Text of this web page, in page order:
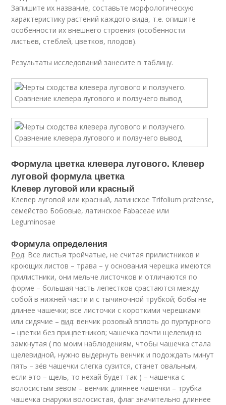
Запишите их название, составьте морфологическую
характеристику растений каждого вида, т.е. опишите
особенности их внешнего строения (особенности
листьев, стеблей, цветков, плодов).
Результаты исследований занесите в таблицу.
Формула цветка клевера лугового. Клевер
луговой формула цветка
Клевер луговой или красный
Клевер луговой или красный, латинское Trifolium pratense,
семейство Бобовые, латинское Fabaceae или
Leguminosae
Формула определения
Род: Все листья тройчатые, не считая прилистников и
кроющих листов – трава – у основания черешка имеются
прилистники, они мельче листочков и отличаются по
форме – большая часть лепестков срастаются между
собой в нижней части и с тычиночной трубкой; бобы не
длинее чашечки; все листочки с короткими черешками
или сидячие –вид: венчик розовый вплоть до пурпурного
– цветки без прицветников; чашечка почти щелевидно
замкнутая ( по моим наблюдениям, чтобы чашечка стала
щелевидной, нужно выдернуть венчик и подождать минут
пять – зёв чашечки слегка сузится, станет овальным,
если это – щель, то нехай будет так ) – чашечка с
волосистым зёвом – венчик длиннее чашечки – трубка
чашечка снаружи волосистая, флаг значительно длиннее